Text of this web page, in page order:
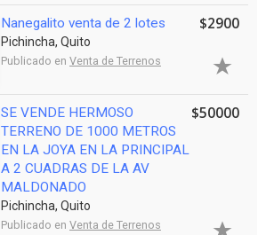
Nanegalito venta de 2 lotes
Pichincha, Quito
Publicado en Venta de Terrenos
$2900
SE VENDE HERMOSO
TERRENO DE 1000 METROS
EN LA JOYA EN LA PRINCIPAL
A 2 CUADRAS DE LA AV
MALDONADO
Pichincha, Quito
Publicado en Venta de Terrenos
$50000